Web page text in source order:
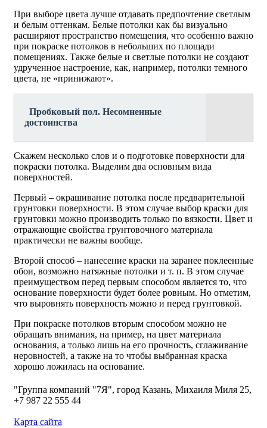
При выборе цвета лучше отдавать предпочтение светлым
и белым оттенкам. Белые потолки как бы визуально
расширяют пространство помещения, что особенно важно
при покраске потолков в небольших по площади
помещениях. Также белые и светлые потолки не создают
удрученное настроение, как, например, потолки темного
цвета, не «принижают».
Пробковый пол. Несомненные
достоинства
Скажем несколько слов и о подготовке поверхности для
покраски потолка. Выделим два основным вида
поверхностей.
Первый – окрашивание потолка после предварительной
грунтовки поверхности. В этом случае выбор краски для
грунтовки можно производить только по вязкости. Цвет и
отражающие свойства грунтовочного материала
практически не важны вообще.
Второй способ – нанесение краски на заранее поклеенные
обои, возможно натяжные потолки и т. п. В этом случае
преимуществом перед первым способом является то, что
основание поверхности будет более ровным. Но отметим,
что выровнять поверхность можно и перед грунтовкой.
При покраске потолков вторым способом можно не
обращать внимания, на пример, на цвет материала
основания, а только лишь на его прочность, сглаживание
неровностей, а также на то чтобы выбранная краска
хорошо ложилась на основание.
"Группа компаний "7Я", город Казань, Михаиля Миля 25,
+7 987 22 555 44
Карта сайта